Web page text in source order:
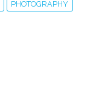
PHOTOGRAPHY